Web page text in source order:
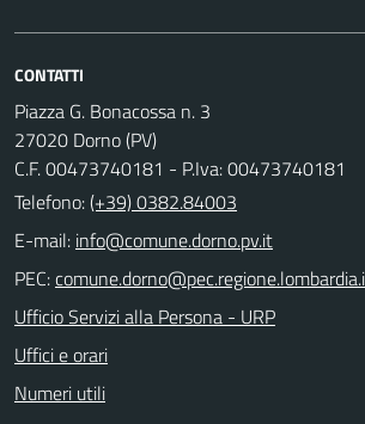
CONTATTI
Piazza G. Bonacossa n. 3
27020 Dorno (PV)
C.F. 00473740181 - P.Iva: 00473740181
Telefono:(+39) 0382.84003
E-mail:
PEC:
Ufficio Servizi alla Persona - URP
Uffici e orari
Numeri utili